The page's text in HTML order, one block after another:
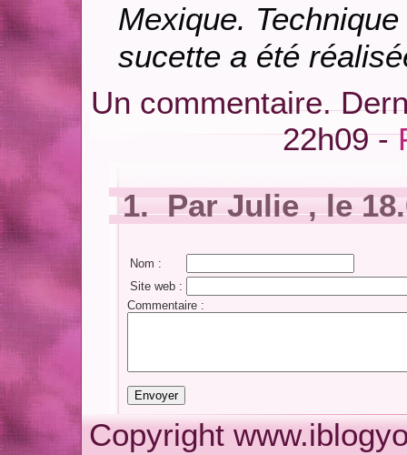
Mexique.
sucette a été
Un commentaire.
22h09 -
1. Par Julie , le
Nom :
Site web :
Commentaire :
Copyright